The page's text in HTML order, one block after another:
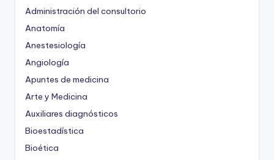
Administración del consultorio
Anatomía
Anestesiología
Angiología
Apuntes de medicina
Arte y Medicina
Auxiliares diagnósticos
Bioestadística
Bioética